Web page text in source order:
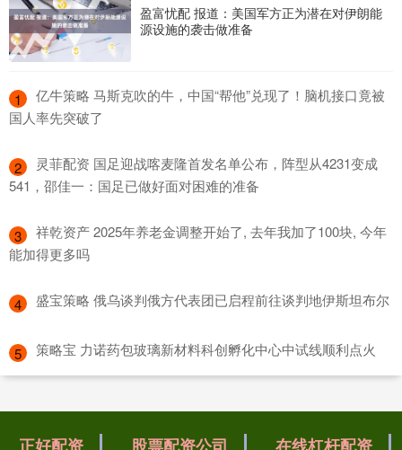
盈富忧配 报道：美国军方正为潜在对伊朗能
源设施的袭击做准备
1
​亿牛策略 马斯克吹的牛，中国“帮他”兑现了！脑机接口竟被
国人率先突破了
2
​灵菲配资 国足迎战喀麦隆首发名单公布，阵型从4231变成
541，邵佳一：国足已做好面对困难的准备
3
​祥乾资产 2025年养老金调整开始了, 去年我加了100块, 今年
能加得更多吗
4 ​盛宝策略 俄乌谈判俄方代表团已启程前往谈判地伊斯坦布尔
5 ​策略宝 力诺药包玻璃新材料科创孵化中心中试线顺利点火
正好配资 股票配资公司 在线杠杆配资